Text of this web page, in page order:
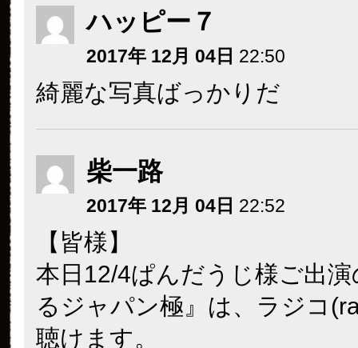
ハッピー７
2017年 12月 04日 22:50
綺麗な写真ばっかりだ
柴一路
2017年 12月 04日 22:52
【皆様】
本日12/4ぱんだうじ様ご出
るジャパン極』は、ラジコ
聴けます。